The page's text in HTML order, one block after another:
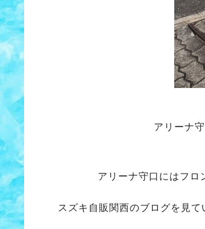
アリーナ
アリーナ守口にはフロ
スズキ自販関西のブログを見